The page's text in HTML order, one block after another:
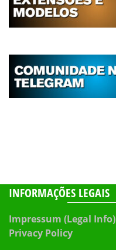
INFORMAÇÕES LEGAIS
Impressum (Legal Info)
Privacy Policy